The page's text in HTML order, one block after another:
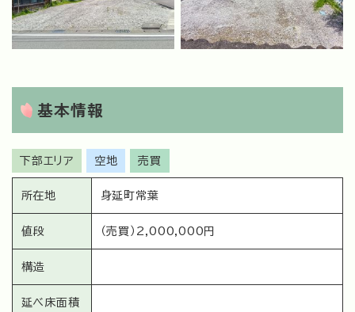
基本情報
下部エリア 空地 売買
所在地 身延町常葉
値段 （売買）2,000,000円
構造
延べ床面積